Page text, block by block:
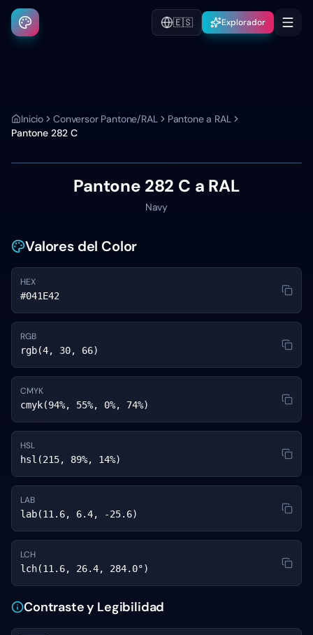
🇪🇸 Explorador
Inicio Conversor Pantone/RAL
Pantone a RAL
Pantone 282 C
Pantone 282 C a RAL
Navy
Valores del Color
HEX
#041E42
RGB
rgb(4, 30, 66)
CMYK
cmyk(94%, 55%, 0%, 74%)
HSL
hsl(215, 89%, 14%)
LAB
lab(11.6, 6.4, -25.6)
LCH
lch(11.6, 26.4, 284.0°)
Contraste y Legibilidad